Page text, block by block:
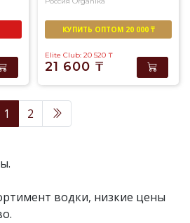
КУПИТЬ ОПТОМ 20 000 ₸
Elite Club: 20 520 ₸
21 600 ₸
1 2
водки, низкие цены